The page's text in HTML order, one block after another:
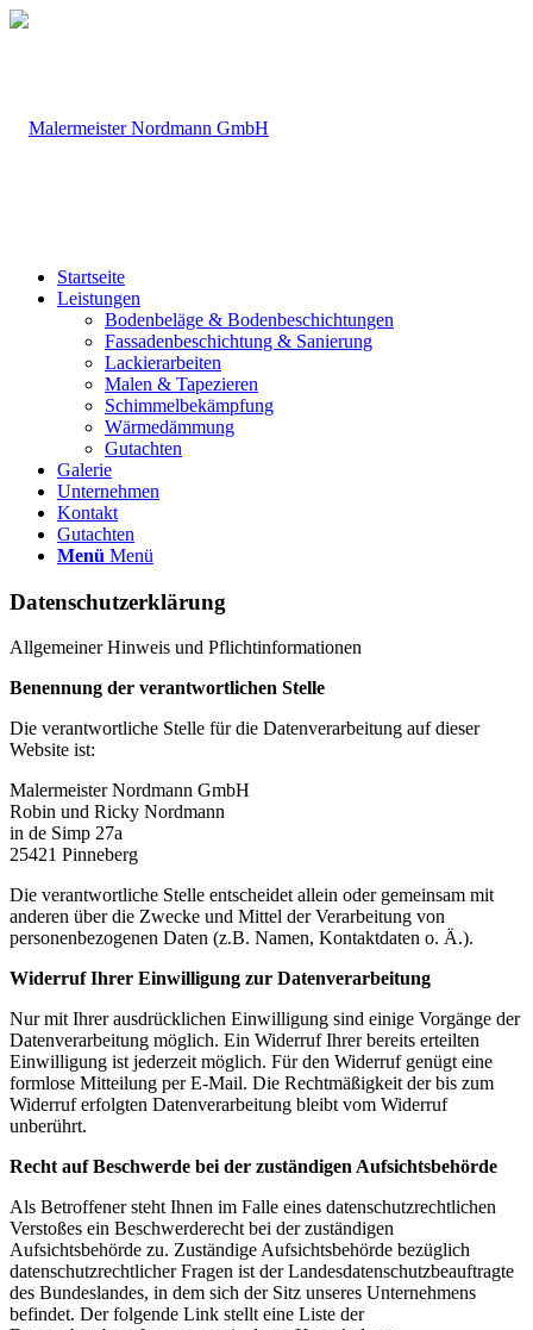
Startseite
Leistungen
Bodenbeläge & Bodenbeschichtungen
Fassadenbeschichtung & Sanierung
Lackierarbeiten
Malen & Tapezieren
Schimmelbekämpfung
Wärmedämmung
Gutachten
Galerie
Unternehmen
Kontakt
Gutachten
Menü Menü
Datenschutzerklärung
Allgemeiner Hinweis und Pflichtinformationen
Benennung der verantwortlichen Stelle
Die verantwortliche Stelle für die Datenverarbeitung auf dieser
Website ist:
Malermeister Nordmann GmbH
Robin und Ricky Nordmann
in de Simp 27a
25421 Pinneberg
Die verantwortliche Stelle entscheidet allein oder gemeinsam mit
anderen über die Zwecke und Mittel der Verarbeitung von
personenbezogenen Daten (z.B. Namen, Kontaktdaten o. Ä.).
Widerruf Ihrer Einwilligung zur Datenverarbeitung
Nur mit Ihrer ausdrücklichen Einwilligung sind einige Vorgänge der
Datenverarbeitung möglich. Ein Widerruf Ihrer bereits erteilten
Einwilligung ist jederzeit möglich. Für den Widerruf genügt eine
formlose Mitteilung per E-Mail. Die Rechtmäßigkeit der bis zum
Widerruf erfolgten Datenverarbeitung bleibt vom Widerruf
unberührt.
Recht auf Beschwerde bei der zuständigen Aufsichtsbehörde
Als Betroffener steht Ihnen im Falle eines datenschutzrechtlichen
Verstoßes ein Beschwerderecht bei der zuständigen
Aufsichtsbehörde zu. Zuständige Aufsichtsbehörde bezüglich
datenschutzrechtlicher Fragen ist der Landesdatenschutzbeauftragte
des Bundeslandes, in dem sich der Sitz unseres Unternehmens
befindet. Der folgende Link stellt eine Liste der